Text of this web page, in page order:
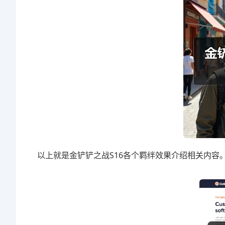
以上就是金铲铲之战S16各个羁绊效果介绍相关内容